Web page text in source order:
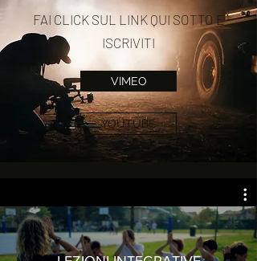
FAI CLICK SUL LINK QUI SOTTO E
ISCRIVITI
VIMEO
YOUTUBE